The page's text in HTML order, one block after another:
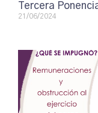
Tercera
21/06/2024